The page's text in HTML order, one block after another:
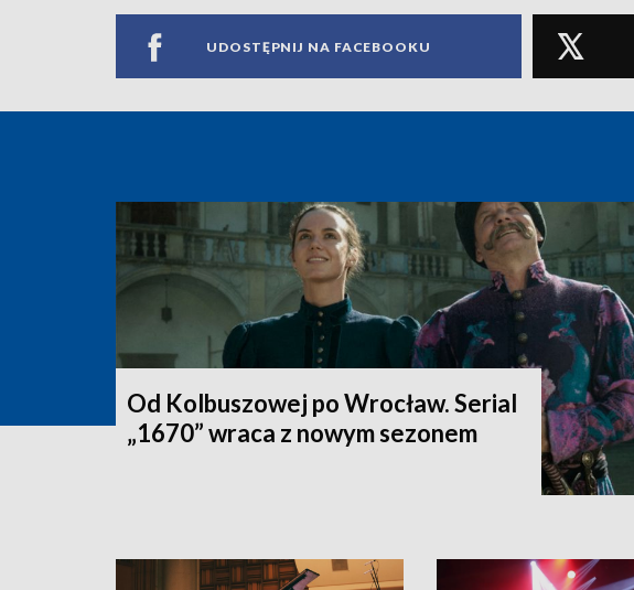
UDOSTĘPNIJ NA FACEBOOKU
Od Kolbuszowej po Wrocław. Serial
„1670” wraca z nowym sezonem